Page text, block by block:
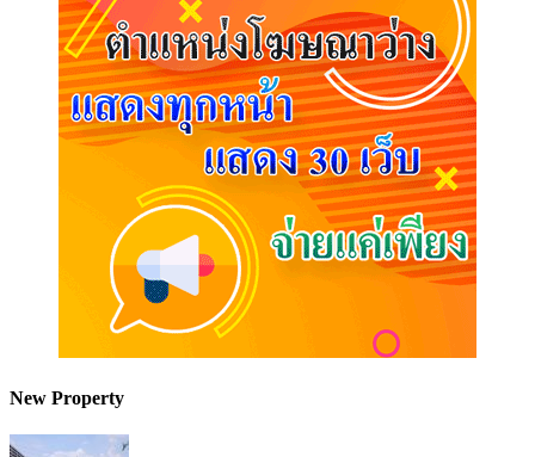
New Property